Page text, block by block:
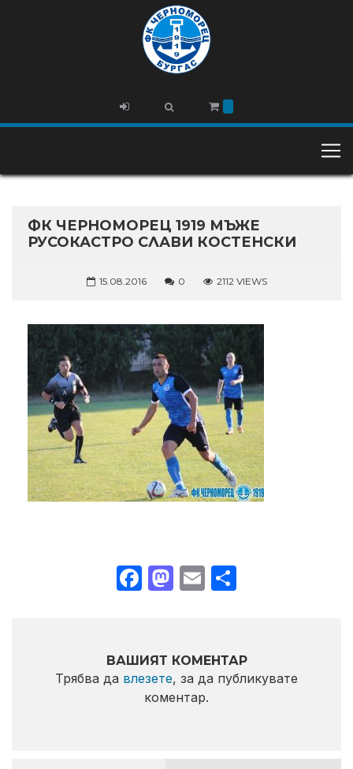
ФК ЧЕРНОМОРЕЦ 1919 МЪЖЕ
РУСОКАСТРО СЛАВИ КОСТЕНСКИ
15.08.2016 0 2112 VIEWS
Facebook
Mastodon
Email
ВАШИЯТ КОМЕНТАР
Трябва да влезете, за да публикувате
коментар.